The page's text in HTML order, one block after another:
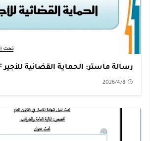
رسالة ماستر: الحماية القضائية للأجير PDF
2026/4/8